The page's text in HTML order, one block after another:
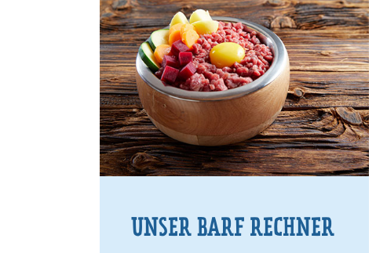
UNSER BARF RECHNER